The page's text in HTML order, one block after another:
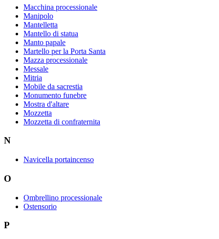
Macchina processionale
Manipolo
Mantelletta
Mantello di statua
Manto papale
Martello per la Porta Santa
Mazza processionale
Messale
Mitria
Mobile da sacrestia
Monumento funebre
Mostra d'altare
Mozzetta
Mozzetta di confraternita
N
Navicella portaincenso
O
Ombrellino processionale
Ostensorio
P